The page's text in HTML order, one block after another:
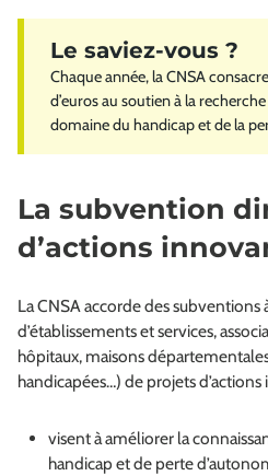
Chaque année, la CNSA
d’euros au soutien à la
domaine du handicap et de la
La subvention
d’actions
La CNSA accorde des
d’établissements et services,
hôpitaux, maisons
handicapées…) de projets
visent à améliorer la
handicap et de perte